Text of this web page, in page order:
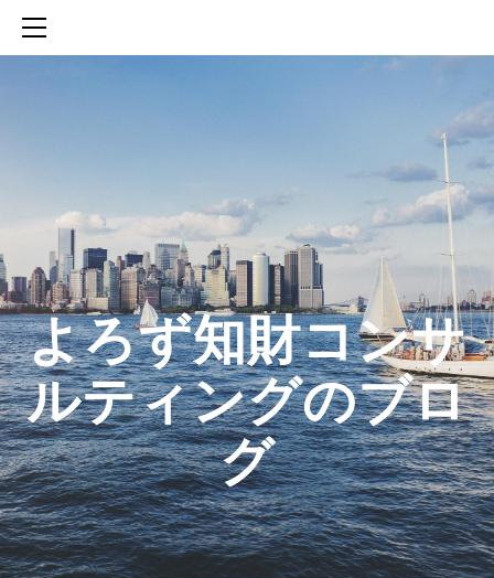
​よろず知財コンサ
ルティングのブロ
グ
SERVICES
知財活動のROICへの貢献
生成AIを活用した知財戦略の策定方法
生成AIとの「壁打ち」で、新たな発明を創出する方法